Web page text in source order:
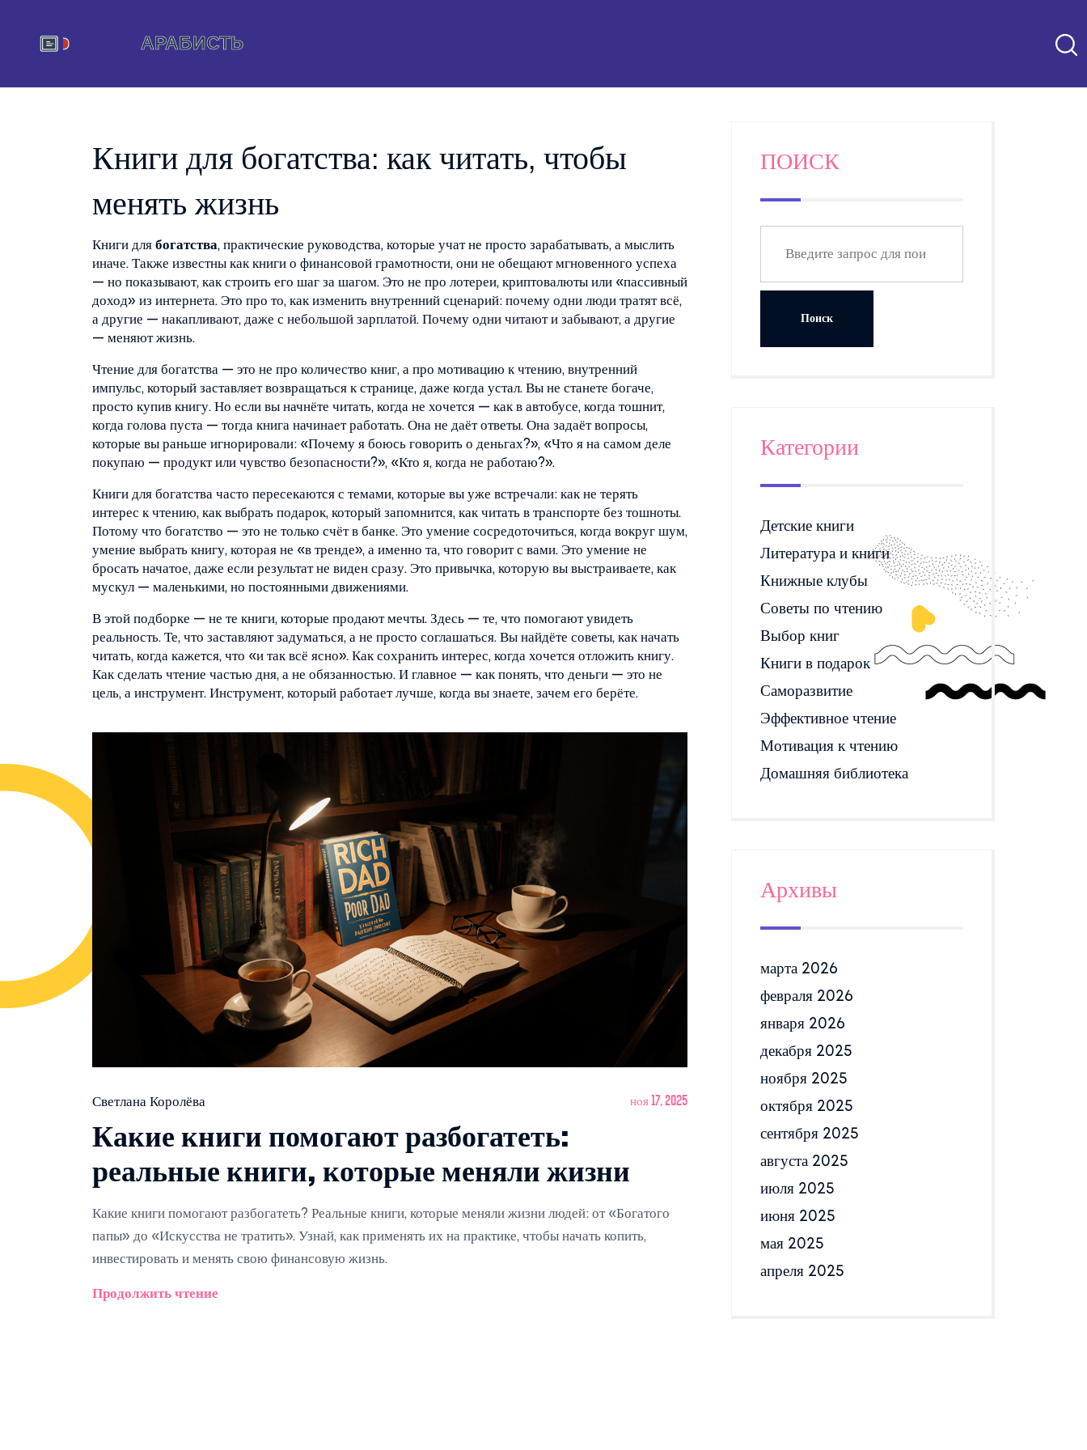
Книги для богатства: как читать, чтобы
менять жизнь
Книги для богатства, практические руководства, которые учат не просто зарабатывать, а мыслить
иначе. Также известны как книги о финансовой грамотности, они не обещают мгновенного успеха
— но показывают, как строить его шаг за шагом. Это не про лотереи, криптовалюты или «пассивный
доход» из интернета. Это про то, как изменить внутренний сценарий: почему одни люди тратят всё,
а другие — накапливают, даже с небольшой зарплатой. Почему одни читают и забывают, а другие
— меняют жизнь.
Чтение для богатства — это не про количество книг, а про мотивацию к чтению, внутренний
импульс, который заставляет возвращаться к странице, даже когда устал. Вы не станете богаче,
просто купив книгу. Но если вы начнёте читать, когда не хочется — как в автобусе, когда тошнит,
когда голова пуста — тогда книга начинает работать. Она не даёт ответы. Она задаёт вопросы,
которые вы раньше игнорировали: «Почему я боюсь говорить о деньгах?», «Что я на самом деле
покупаю — продукт или чувство безопасности?», «Кто я, когда не работаю?».
Книги для богатства часто пересекаются с темами, которые вы уже встречали: как не терять
интерес к чтению, как выбрать подарок, который запомнится, как читать в транспорте без тошноты.
Потому что богатство — это не только счёт в банке. Это умение сосредоточиться, когда вокруг шум,
умение выбрать книгу, которая не «в тренде», а именно та, что говорит с вами. Это умение не
бросать начатое, даже если результат не виден сразу. Это привычка, которую вы выстраиваете, как
мускул — маленькими, но постоянными движениями.
В этой подборке — не те книги, которые продают мечты. Здесь — те, что помогают увидеть
реальность. Те, что заставляют задуматься, а не просто соглашаться. Вы найдёте советы, как начать
читать, когда кажется, что «и так всё ясно». Как сохранить интерес, когда хочется отложить книгу.
Как сделать чтение частью дня, а не обязанностью. И главное — как понять, что деньги — это не
цель, а инструмент. Инструмент, который работает лучше, когда вы знаете, зачем его берёте.
Светлана Королёва ноя 17, 2025
Какие книги помогают разбогатеть:
реальные книги, которые меняли жизни
Какие книги помогают разбогатеть? Реальные книги, которые меняли жизни людей: от «Богатого
папы» до «Искусства не тратить». Узнай, как применять их на практике, чтобы начать копить,
инвестировать и менять свою финансовую жизнь.
Продолжить чтение
ПОИСК
Категории
Детские книги
Литература и книги
Книжные клубы
Советы по чтению
Выбор книг
Книги в подарок
Саморазвитие
Эффективное чтение
Мотивация к чтению
Домашняя библиотека
Архивы
марта 2026
февраля 2026
января 2026
декабря 2025
ноября 2025
октября 2025
сентября 2025
августа 2025
июля 2025
июня 2025
мая 2025
апреля 2025